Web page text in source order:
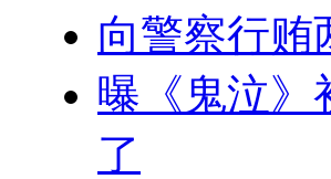
向警察行贿
曝《鬼泣》
了